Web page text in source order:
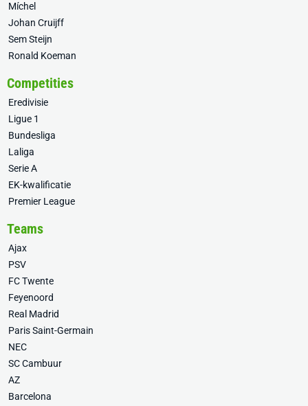
Míchel
Johan Cruijff
Sem Steijn
Ronald Koeman
Competities
Eredivisie
Ligue 1
Bundesliga
Laliga
Serie A
EK-kwalificatie
Premier League
Teams
Ajax
PSV
FC Twente
Feyenoord
Real Madrid
Paris Saint-Germain
NEC
SC Cambuur
AZ
Barcelona